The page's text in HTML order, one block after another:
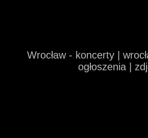
Wrocław - koncerty |
ogłoszenia |